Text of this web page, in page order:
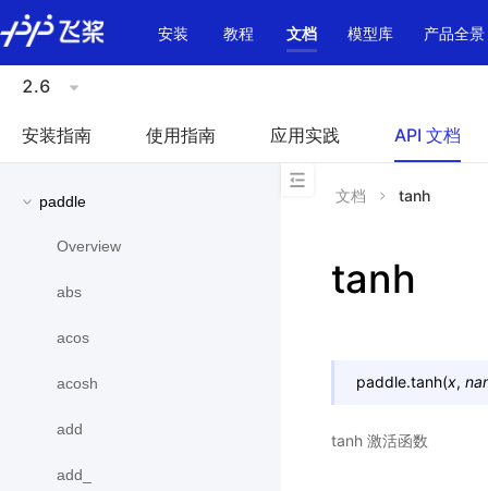
\u200E
安装
教程 文档 模型库 产品全景
2.6
安装指南 使用指南 应用实践 API 文档
paddle
Overview
abs
acos
acosh
add
add_
文档 tanh
tanh
paddle.tanh(x,
tanh 激活函数